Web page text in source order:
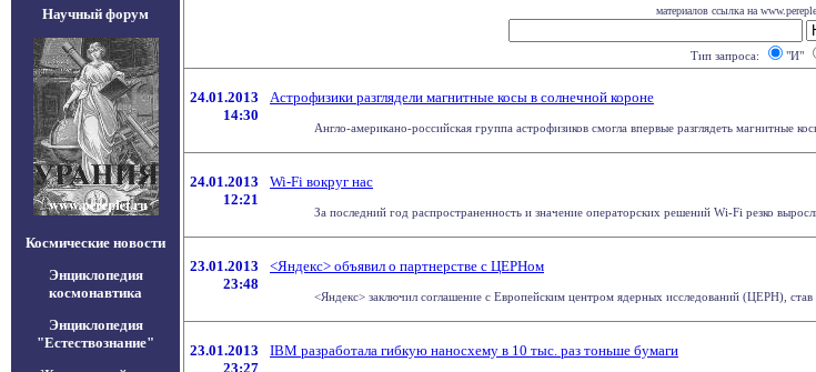
Научный форум
Космические новости
Энциклопедия
космонавтика
Энциклопедия
"Естествознание"
материалов ссылка на
Тип запроса: "И"
24.01.2013
14:30
Астрофизики разглядели магнитные косы в солнечной короне
Англо-американо-российская группа астрофизиков смогла впервые разглядеть магнитные
24.01.2013
12:21
Wi-Fi вокруг нас
За последний год распространенность и значение операторских решений Wi-Fi резко
23.01.2013
23:48
<Яндекс> объявил о партнерстве с ЦЕРНом
<Яндекс> заключил соглашение с Европейским центром ядерных исследований (ЦЕРН),
23.01.2013
23:27
IBM разработала гибкую наносхему в 10 тыс. раз тоньше бумаги